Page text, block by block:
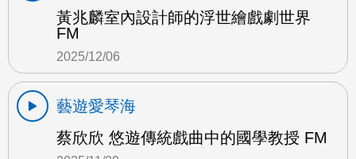
黃兆麟室內設計師的浮世繪戲劇世界
FM
2025/12/06
藝遊愛琴海
蔡欣欣 悠遊傳統戲曲中的國學教授 FM